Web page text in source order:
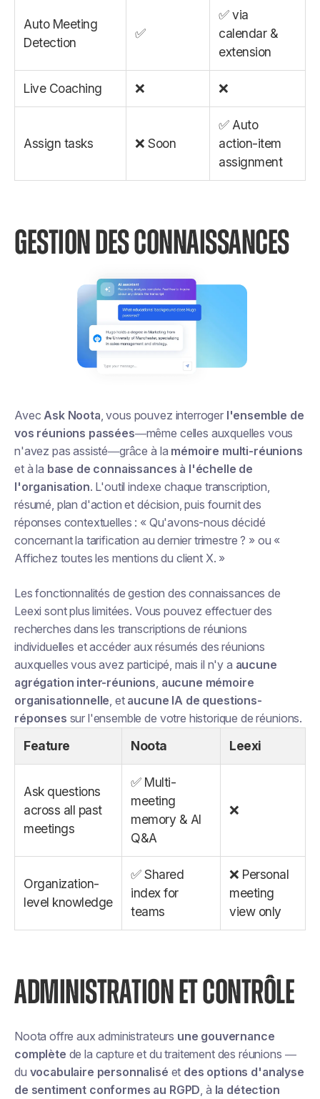
Auto Meeting
Detection
✅
✅ via
calendar &
extension
Live Coaching ❌ ❌
Assign tasks ❌ Soon
✅ Auto
action-item
assignment
GESTION DES CONNAISSANCES
Avec Ask Noota , vous pouvez interroger l'ensemble de
vos réunions passées—même celles auxquelles vous
n'avez pas assisté—grâce à la mémoire multi-réunions
et à la base de connaissances à l'échelle de
l'organisation. L'outil indexe chaque transcription,
résumé, plan d'action et décision, puis fournit des
réponses contextuelles : « Qu'avons-nous décidé
concernant la tarification au dernier trimestre ? » ou «
Affichez toutes les mentions du client X. »
Les fonctionnalités de gestion des connaissances de
Leexi sont plus limitées. Vous pouvez effectuer des
recherches dans les transcriptions de réunions
individuelles et accéder aux résumés des réunions
auxquelles vous avez participé, mais il n'y a aucune
agrégation inter-réunions aucune mémoire
organisationnelle , et aucune IA de questions-
réponses sur l'ensemble de votre historique de réunions.
Feature Noota Leexi
Ask questions
across all past
meetings
✅ Multi-
meeting
memory & AI
Q&A
❌
Organization-
level knowledge
✅ Shared
index for
teams
❌ Personal
meeting
view only
ADMINISTRATION ET CONTRÔLE
Noota offre aux administrateurs une gouvernance
complète de la capture et du traitement des réunions —
du vocabulaire personnalisé et des options d'analyse
de sentiment conformes au RGPD , à la détection